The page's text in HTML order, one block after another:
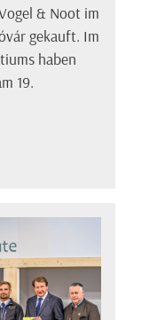
& Noot im
gekauft. Im
haben
19.